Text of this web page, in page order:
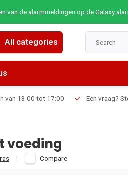
van de alarmmeldingen op de Galaxy
All categories
van 13:00 tot 17:00 Een vraag?
voeding
Compare